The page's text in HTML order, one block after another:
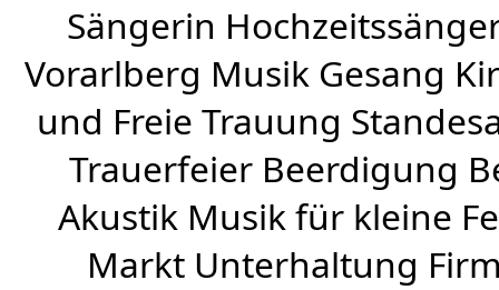
Sängerin
Vorarlberg Musik Gesang
und Freie Trauung
Trauerfeier Beerdigung
Akustik Musik für kleine
Markt Unterhaltung